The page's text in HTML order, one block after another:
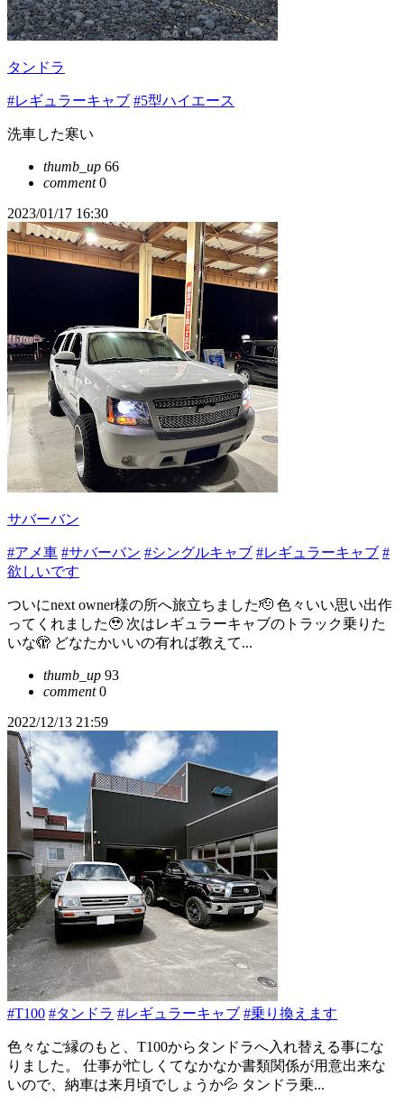
タンドラ
#レギュラーキャブ #5型ハイエース
洗車した寒い
thumb_up 66
comment0
2023/01/17 16:30
サバーバン
#アメ車 #サバーバン #シングルキャブ #レギュラーキャブ #
欲しいです
ついにnext owner様の所へ旅立ちました🫡 色々いい思い出作
ってくれました🥹 次はレギュラーキャブのトラック乗りた
いな🫣 どなたかいいの有れば教えて...
thumb_up 93
comment0
2022/12/13 21:59
#T100 #タンドラ #レギュラーキャブ #乗り換えます
色々なご縁のもと、T100からタンドラへ入れ替える事にな
りました。 仕事が忙しくてなかなか書類関係が用意出来な
いので、納車は来月頃でしょうか💦 タンドラ乗...